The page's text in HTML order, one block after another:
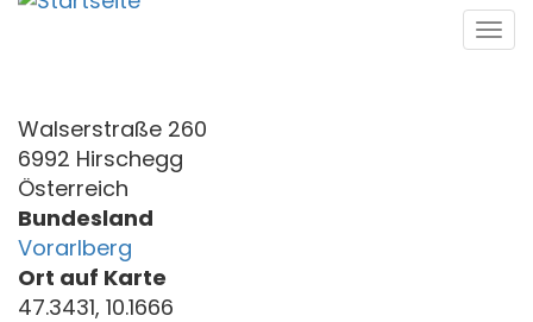
Direkt
Walserstraße 260
6992 Hirschegg
Österreich
Bundesland
Vorarlberg
Ort auf Karte
47.3431, 10.1666